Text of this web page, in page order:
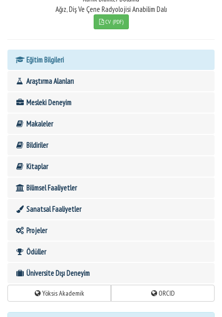
Ağız, Diş Ve Çene Radyolojisi Anabilim Dalı
CV (PDF)
Eğitim Bilgileri
Araştırma Alanları
Mesleki Deneyim
Makaleler
Bildiriler
Kitaplar
Bilimsel Faaliyetler
Sanatsal Faaliyetler
Projeler
Ödüller
Üniversite Dışı Deneyim
Yöksis Akademik ORCID